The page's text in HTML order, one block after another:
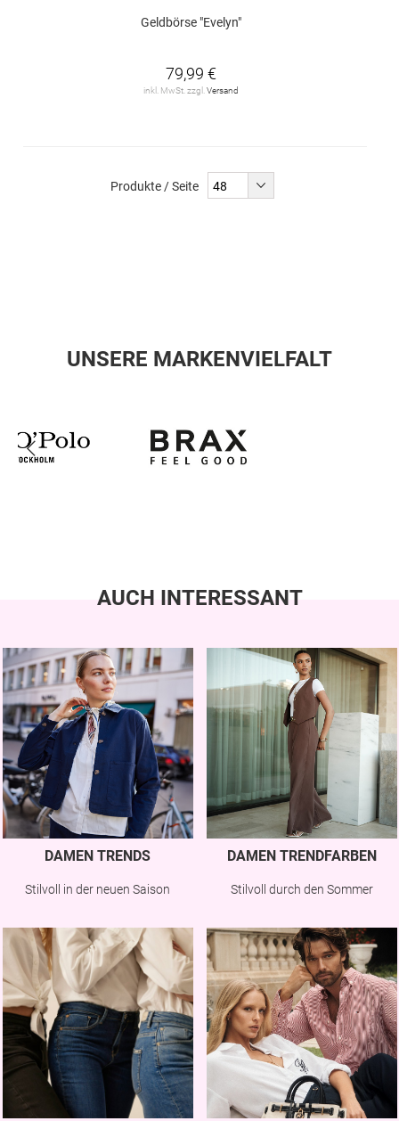
Geldbörse "Evelyn"
79,99 €
inkl. MwSt. zzgl. Versand
Produkte / Seite
UNSERE MARKENVIELFALT
AUCH INTERESSANT
DAMEN TRENDS
Stilvoll in der neuen Saison
DAMEN TRENDFARBEN
Stilvoll durch den Sommer